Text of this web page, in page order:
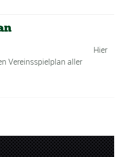
Hier
Vereinsspielplan aller